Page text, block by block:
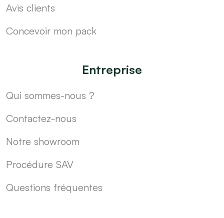
Avis clients
Concevoir mon pack
Entreprise
Qui sommes-nous ?
Contactez-nous
Notre showroom
Procédure SAV
Questions fréquentes